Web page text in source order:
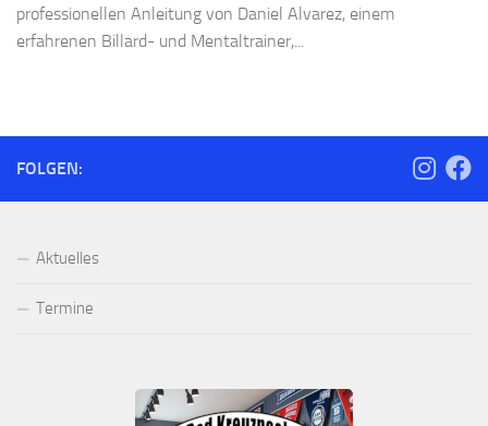
professionellen Anleitung von Daniel Alvarez, einem
erfahrenen Billard- und Mentaltrainer,...
FOLGEN:
Aktuelles
Termine